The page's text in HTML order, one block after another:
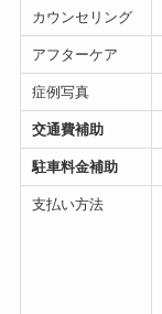
カウンセリング
アフターケア
症例写真
交通費補助
駐車料金補助
支払い方法